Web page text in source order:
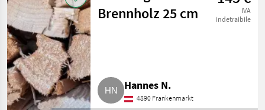
Brennholz 25 cm
IVA
indetraibile
Hannes N.
4890 Frankenmarkt